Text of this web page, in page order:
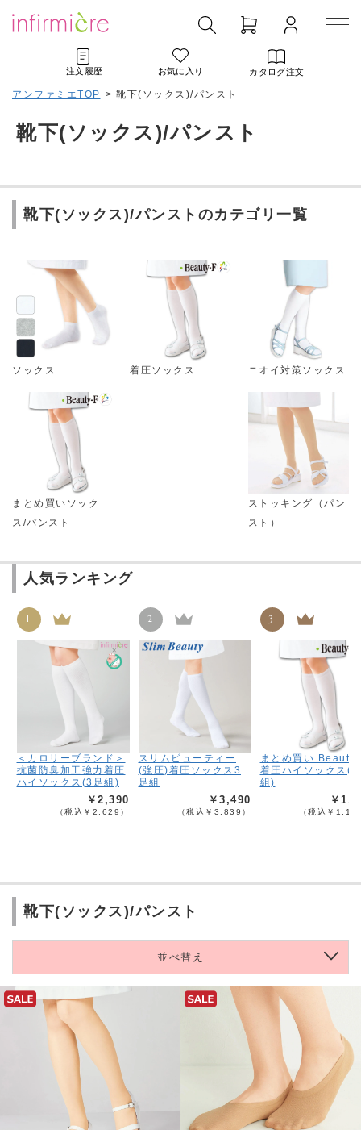
注文履歴 お気に入り カタログ注文
アンファミエTOP > 靴下(ソックス)/パンスト
靴下(ソックス)/パンスト
靴下(ソックス)/パンストのカテゴリ一覧
ソックス 着圧ソックス ニオイ対策ソックス
まとめ買いソック
ス/パンスト
ストッキング（パン
スト）
人気ランキング
1
＜カロリーブランド＞
抗菌防臭加工強力着圧
ハイソックス(3足組)
￥2,390
（税込￥2,629）
2
スリムビューティー
(強圧)着圧ソックス3
足組
￥3,490
（税込￥3,839）
3
まとめ買い
着圧ハイソックス(3
組)
￥
（税込￥
靴下(ソックス)/パンスト
並べ替え